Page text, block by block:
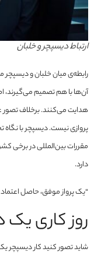
ارتباط دیسپچر و خلبان
رابطه‌ی میان خلبان و
آن‌ها با هم تصمیم‌ می‌گیرند،
هدایت می‌کنند. برخلاف
پروازی نیست. دیسپچر با
مقررات بین‌المللی در برخی
دارد.
“یک پرواز موفق، حاصل
روز کاری
شاید تصور کنید کار دیسپچر